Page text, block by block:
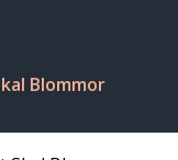
Blommor